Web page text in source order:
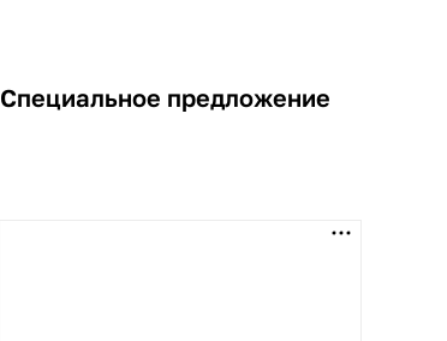
Специальное предложение